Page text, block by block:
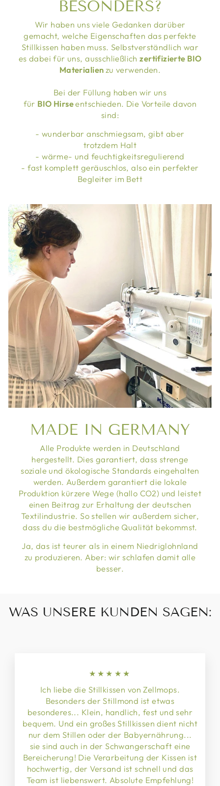
BESONDERS?
Wir haben uns viele Gedanken darüber
gemacht, welche Eigenschaften das perfekte
Stillkissen haben muss. Selbstverständlich war
es dabei für uns, ausschließlichzertifizierte BIO
Materialienzu verwenden.
Bei der Füllung haben wir uns
für BIO Hirseentschieden. Die Vorteile davon
sind:
- wunderbar anschmiegsam, gibt aber
trotzdem Halt
- wärme- und feuchtigkeitsregulierend
- fast komplett geräuschlos, also ein perfekter
Begleiter im Bett
MADE IN GERMANY
Alle Produkte werden in Deutschland
hergestellt. Dies garantiert, dass strenge
soziale und ökologische Standards eingehalten
werden. Außerdem garantiert die lokale
Produktion kürzere Wege (hallo CO2) und leistet
einen Beitrag zur Erhaltung der deutschen
Textilindustrie. So stellen wir außerdem sicher,
dass du die bestmögliche Qualität bekommst.
Ja, das ist teurer als in einem Niedriglohnland
zu produzieren. Aber: wir schlafen damit alle
besser.
WAS UNSERE KUNDEN SAGEN:
★★★★★
Ich liebe die Stillkissen von Zellmops.
Besonders der Stillmond ist etwas
besonderes... Klein, handlich, fest und sehr
bequem. Und ein großes Stillkissen dient nicht
nur dem Stillen oder der Babyernährung...
sie sind auch in der Schwangerschaft eine
Bereicherung! Die Verarbeitung der Kissen ist
hochwertig, der Versand ist schnell und das
Team ist liebenswert. Absolute Empfehlung!